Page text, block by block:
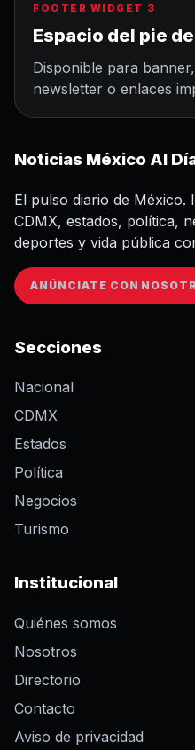
FOOTER WIDGET 3
Espacio del pie
Disponible para
newsletter o enlaces
Noticias México Al
El pulso diario de
CDMX, estados, política,
deportes y vida pública
ANÚNCIATE CON
Secciones
Nacional
CDMX
Estados
Política
Negocios
Turismo
Institucional
Quiénes somos
Nosotros
Directorio
Contacto
Aviso de privacidad